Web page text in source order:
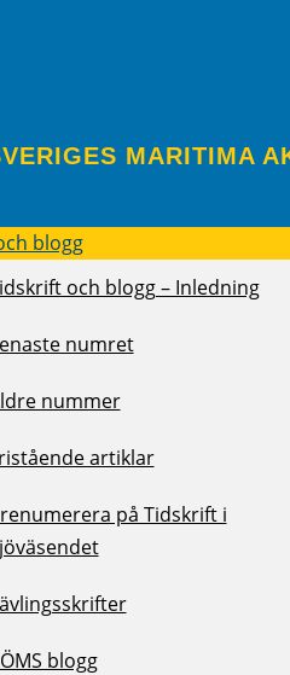
MARITIMA
blogg
och blogg – Inledning
numret
nummer
artiklar
på Tidskrift i
blogg